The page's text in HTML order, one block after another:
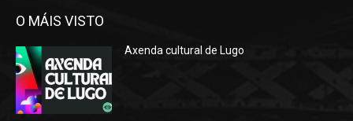
O MÁIS VISTO
Axenda cultural de Lugo